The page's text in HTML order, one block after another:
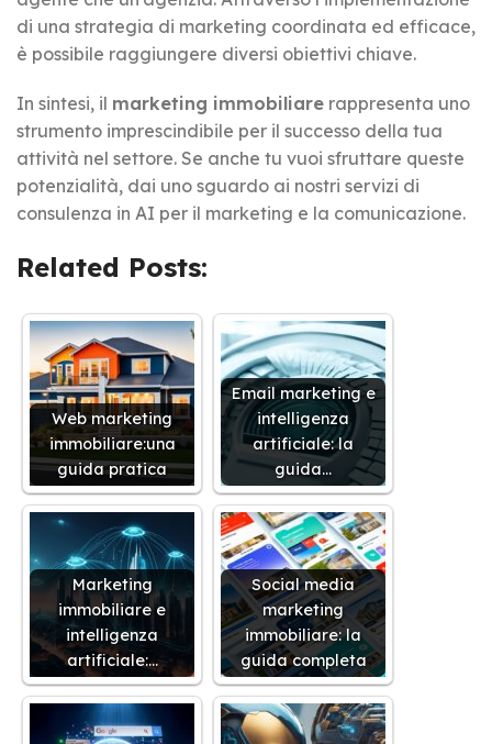
di una strategia di marketing coordinata ed efficace,
è possibile raggiungere diversi obiettivi chiave.
In sintesi, il marketing immobiliare rappresenta uno
strumento imprescindibile per il successo della tua
attività nel settore. Se anche tu vuoi sfruttare queste
potenzialità, dai uno sguardo ai nostri servizi di
consulenza in AI per il marketing e la comunicazione.
Related Posts:
Web marketing
immobiliare:una
guida pratica
Email marketing e
intelligenza
artificiale: la
guida…
Marketing
immobiliare e
intelligenza
artificiale:…
Social media
marketing
immobiliare: la
guida completa